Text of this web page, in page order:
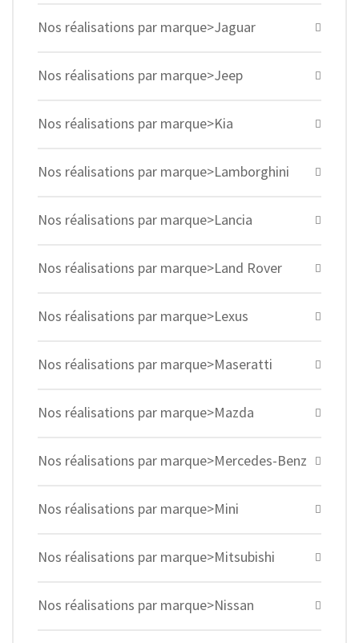
Nos réalisations par marque>Jaguar
Nos réalisations par marque>Jeep
Nos réalisations par marque>Kia
Nos réalisations par marque>Lamborghini
Nos réalisations par marque>Lancia
Nos réalisations par marque>Land Rover
Nos réalisations par marque>Lexus
Nos réalisations par marque>Maseratti
Nos réalisations par marque>Mazda
Nos réalisations par marque>Mercedes-Benz
Nos réalisations par marque>Mini
Nos réalisations par marque>Mitsubishi
Nos réalisations par marque>Nissan